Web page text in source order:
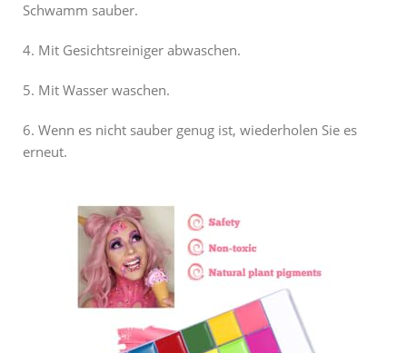
Schwamm sauber.
4. Mit Gesichtsreiniger abwaschen.
5. Mit Wasser waschen.
6. Wenn es nicht sauber genug ist, wiederholen Sie es
erneut.